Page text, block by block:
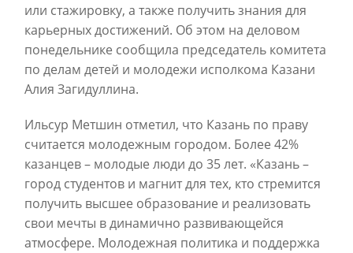
или стажировку, а также получить знания для
карьерных достижений. Об этом на деловом
понедельнике сообщила председатель комитета
по делам детей и молодежи исполкома Казани
Алия Загидуллина.
Ильсур Метшин отметил, что Казань по праву
считается молодежным городом. Более 42%
казанцев – молодые люди до 35 лет. «Казань –
город студентов и магнит для тех, кто стремится
получить высшее образование и реализовать
свои мечты в динамично развивающейся
атмосфере. Молодежная политика и поддержка